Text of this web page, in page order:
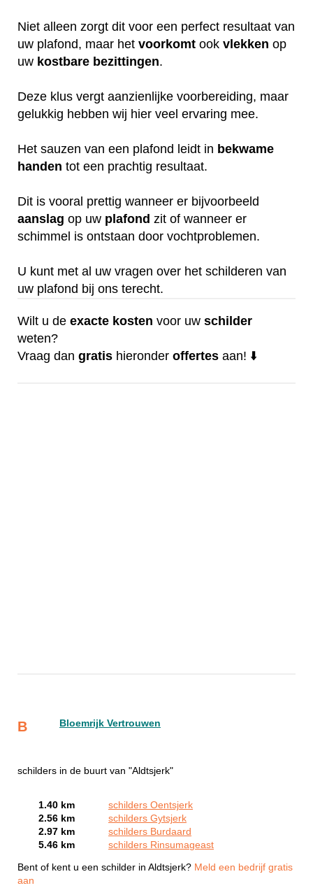
Niet alleen zorgt dit voor een perfect resultaat van
uw plafond, maar het voorkomt ook vlekken op
uw kostbare bezittingen.
Deze klus vergt aanzienlijke voorbereiding, maar
gelukkig hebben wij hier veel ervaring mee.
Het sauzen van een plafond leidt in bekwame
handen tot een prachtig resultaat.
Dit is vooral prettig wanneer er bijvoorbeeld
aanslag op uw plafond zit of wanneer er
schimmel is ontstaan door vochtproblemen.
U kunt met al uw vragen over het schilderen van
uw plafond bij ons terecht.
Wilt u de exacte kosten voor uw schilder
weten?
Vraag dan gratis hieronder offertes aan! ⬇️
B Bloemrijk Vertrouwen
schilders in de buurt van "Aldtsjerk"
1.40 km
schilders Oentsjerk
2.56 km
schilders Gytsjerk
2.97 km
schilders Burdaard
5.46 km
schilders Rinsumageast
Bent of kent u een schilder in Aldtsjerk? Meld een bedrijf gratis
aan